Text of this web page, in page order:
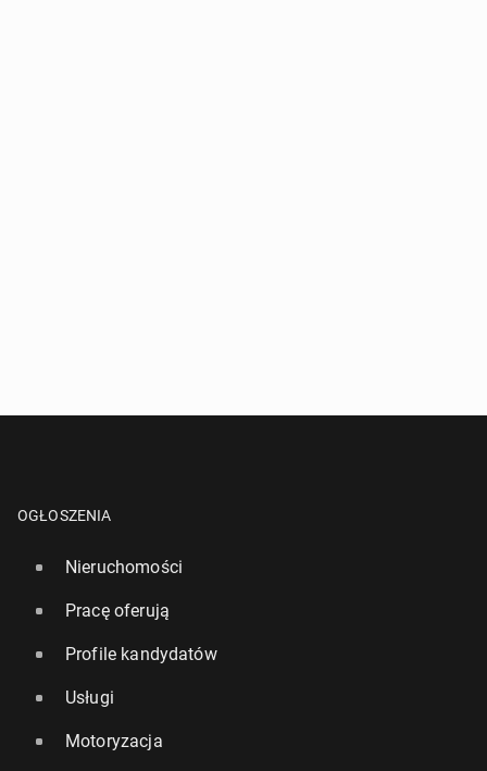
OGŁOSZENIA
Nieruchomości
Pracę oferują
Profile kandydatów
Usługi
Motoryzacja